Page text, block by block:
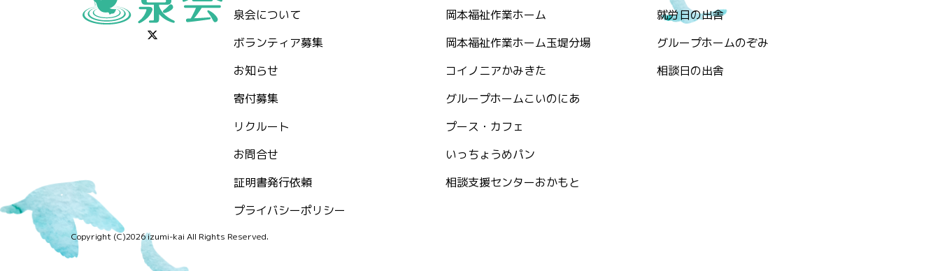
泉会について
ボランティア募集
お知らせ
⁨寄付募集
リクルート
お問合せ
証明書発行依頼
プライバシーポリシー
岡本福祉作業ホーム
岡本福祉作業ホーム玉堤分場
コイノニアかみきた
グループホームこいのにあ
プース・カフェ
いっちょうめパン
相談支援センターおかもと
就労日の出舎
グループホームのぞみ
相談日の出舎
Copyright (C)2026 izumi-kai All Rights Reserved.